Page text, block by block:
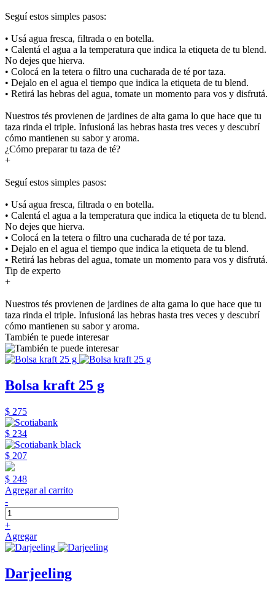
Seguí estos simples pasos:
• Usá agua fresca, filtrada o en botella.
• Calentá el agua a la temperatura que indica la etiqueta de tu blend.
No dejes que hierva.
• Colocá en la tetera o filtro una cucharada de té por taza.
• Dejalo en el agua el tiempo que indica la etiqueta de tu blend.
• Retirá las hebras del agua, tomate un momento para vos y disfrutá.
Nuestros tés provienen de jardines de alta gama lo que hace que tu
taza rinda el triple. Infusioná las hebras hasta tres veces y descubrí
cómo mantienen su sabor y aroma.
¿Cómo preparar tu taza de té?
+
Seguí estos simples pasos:
• Usá agua fresca, filtrada o en botella.
• Calentá el agua a la temperatura que indica la etiqueta de tu blend.
No dejes que hierva.
• Colocá en la tetera o filtro una cucharada de té por taza.
• Dejalo en el agua el tiempo que indica la etiqueta de tu blend.
• Retirá las hebras del agua, tomate un momento para vos y disfrutá.
Tip de experto
+
Nuestros tés provienen de jardines de alta gama lo que hace que tu
taza rinda el triple. Infusioná las hebras hasta tres veces y descubrí
cómo mantienen su sabor y aroma.
También te puede interesar
Bolsa kraft 25 g
$ 275
$ 234
$ 207
$ 248
Agregar al carrito
-
+
Agregar
Darjeeling